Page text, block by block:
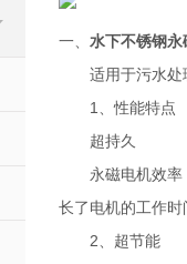
一、 水下不锈钢
适用于污水处理
1、性能特点
超持久
永磁电机效率，
长了电机的工作
2、超节能